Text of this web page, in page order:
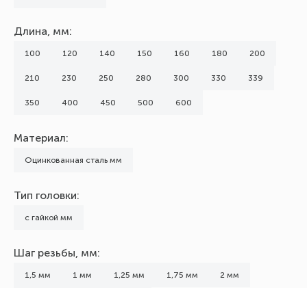
Длина, мм:
100 120 140 150 160 180 200
210 230 250 280 300 330 339
350 400 450 500 600
Материал:
Оцинкованная сталь мм
Тип головки:
с гайкой мм
Шаг резьбы, мм:
1,5 мм 1 мм 1,25 мм 1,75 мм 2 мм